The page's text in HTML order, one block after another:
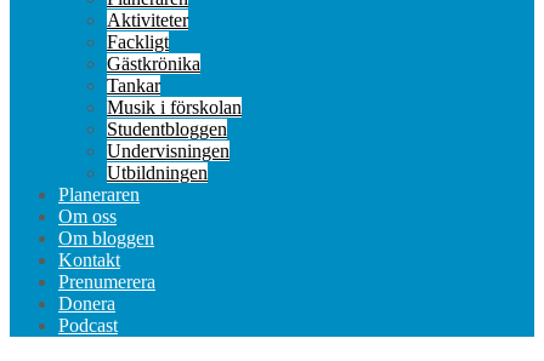
Aktiviteter
Fackligt
Gästkrönika
Tankar
Musik i förskolan
Studentbloggen
Undervisningen
Utbildningen
Planeraren
Om oss
Om bloggen
Kontakt
Prenumerera
Donera
Podcast